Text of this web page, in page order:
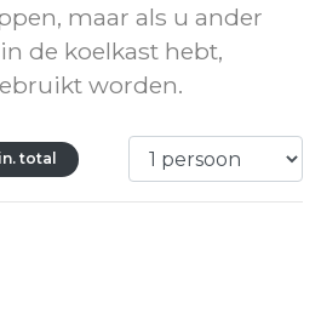
maar als u ander
de koelkast hebt,
worden.
total